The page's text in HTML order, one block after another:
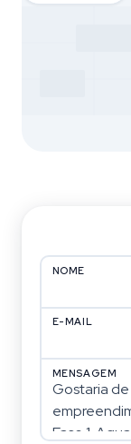
NOME
E-MAIL
MENSAGEM